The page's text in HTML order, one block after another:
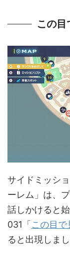
この目
サイドミッシ
ーレム」は、
話しかけると
031「 この目で
ると出現しまし